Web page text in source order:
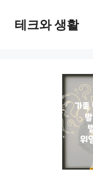
테크와 생활